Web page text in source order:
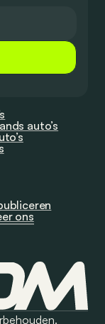
auto’s
ons